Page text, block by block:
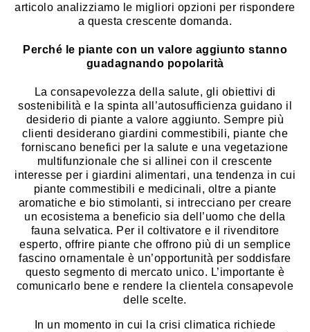
articolo analizziamo le migliori opzioni per rispondere
a questa crescente domanda.
Perché le piante con un valore aggiunto stanno
guadagnando popolarità
La consapevolezza della salute, gli obiettivi di
sostenibilità e la spinta all’autosufficienza guidano il
desiderio di piante a valore aggiunto. Sempre più
clienti desiderano giardini commestibili, piante che
forniscano benefici per la salute e una vegetazione
multifunzionale che si allinei con il crescente
interesse per i giardini alimentari, una tendenza in cui
piante commestibili e medicinali, oltre a piante
aromatiche e bio stimolanti, si intrecciano per creare
un ecosistema a beneficio sia dell’uomo che della
fauna selvatica. Per il coltivatore e il rivenditore
esperto, offrire piante che offrono più di un semplice
fascino ornamentale è un’opportunità per soddisfare
questo segmento di mercato unico. L’importante è
comunicarlo bene e rendere la clientela consapevole
delle scelte.
In un momento in cui la crisi climatica richiede